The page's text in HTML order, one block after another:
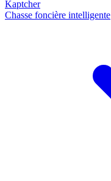
Kaptcher
Chasse foncière intelligente